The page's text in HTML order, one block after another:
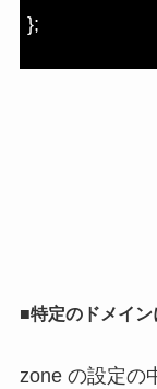
};
■特定のドメイ
zone の設定の